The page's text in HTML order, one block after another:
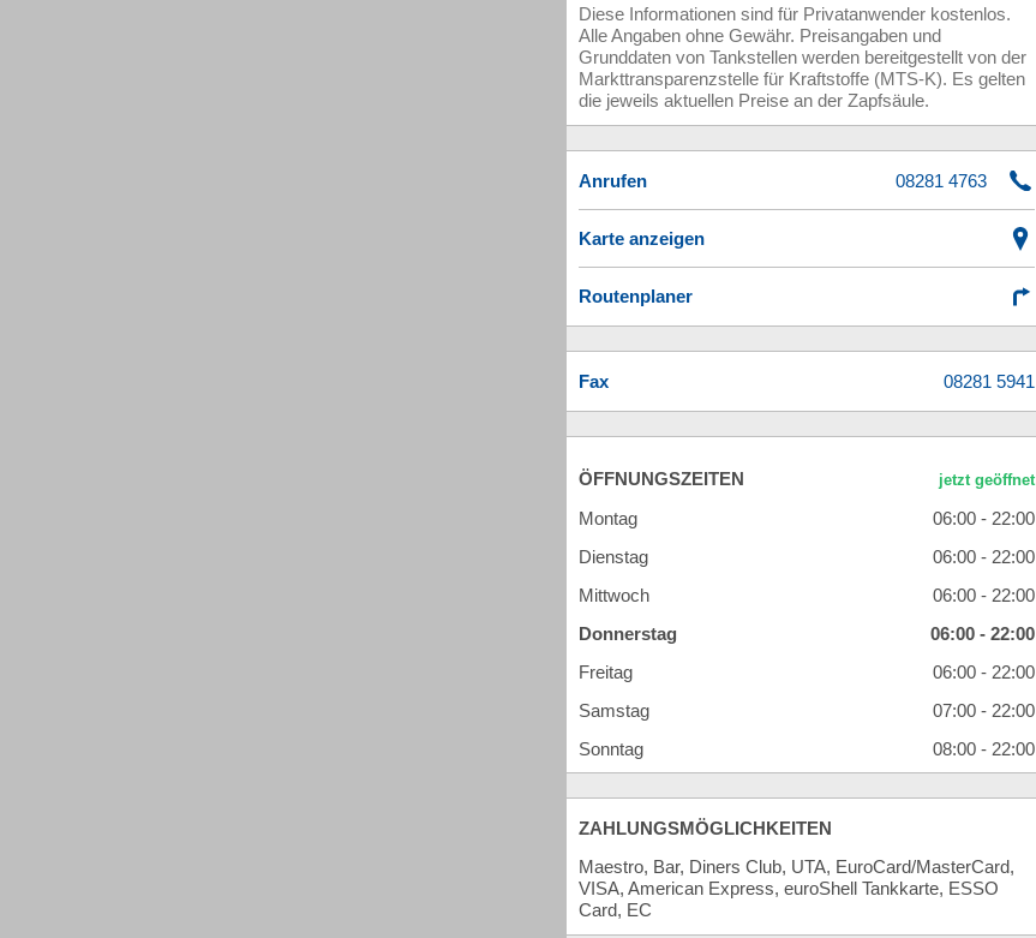
Diese Informationen sind für Privatanwender kostenlos.
Alle Angaben ohne Gewähr. Preisangaben und
Grunddaten von Tankstellen werden bereitgestellt von der
Markttransparenzstelle für Kraftstoffe (MTS-K). Es gelten
die jeweils aktuellen Preise an der Zapfsäule.
Anrufen
Karte anzeigen
Routenplaner
Fax
ÖFFNUNGSZEITEN
Montag
06:00 - 22:00
Dienstag
06:00 - 22:00
Mittwoch
06:00 - 22:00
Donnerstag
06:00 - 22:00
Freitag
06:00 - 22:00
Samstag
07:00 - 22:00
Sonntag
08:00 - 22:00
ZAHLUNGSMÖGLICHKEITEN
Maestro, Bar, Diners Club, UTA, EuroCard/MasterCard,
VISA, American Express, euroShell Tankkarte, ESSO
Card, EC